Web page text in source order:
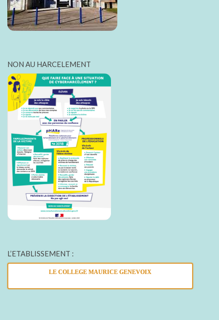
NON AU HARCELEMENT
L’ETABLISSEMENT :
LE COLLEGE MAURICE GENEVOIX